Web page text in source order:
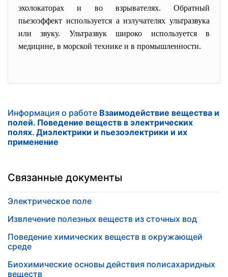
эхолокаторах и во взрывателях. Обратный
пьезоэффект используется а излучателях ультразвука
или звуку. Ультразвук широко используется в
медицине, в морской технике и в промышленности.
Информация о работе Взаимодействие вещества и
полей. Поведение веществ в электрических
полях. Диэлектрики и пьезоэлектрики и их
применение
Связанные документы
Электрическое поле
Извлечение полезных веществ из сточных вод
Поведение химических веществ в окружающей
среде
Биохимические основы действия полисахаридных
веществ